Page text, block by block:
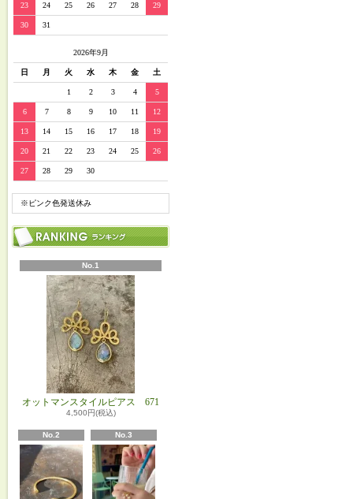
23 24 25 26 27 28 29
30 31
2026年9月
日 月 火 水 木 金 土
1 2 3 4 5
6 7 8 9 10 11 12
13 14 15 16 17 18 19
20 21 22 23 24 25 26
27 28 29 30
※ピンク色発送休み
No.1
オットマンスタイルピアス 671
4,500円(税込)
No.2 No.3